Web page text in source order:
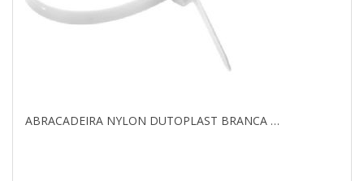
ABRACADEIRA NYLON DUTOPLAST BRANCA …